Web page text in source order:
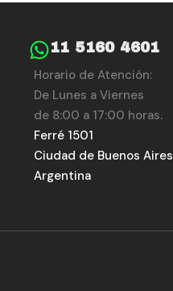
11 5160 4601
Horario de Atención:
De Lunes a Viernes
de 8:00 a 17:00 horas.
Ferré 1501
Ciudad de Buenos Aires
Argentina